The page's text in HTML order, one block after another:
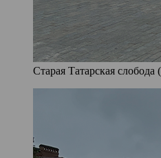
Старая Татарская